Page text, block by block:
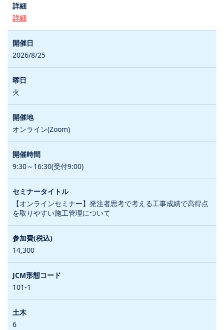
詳細
2026/8/25
火
オンライン(Zoom)
9:30～16:30(受付9:00)
【オンラインセミナー】発注者思考で考える工事成績で高得点
を取りやすい施工管理について
14,300
101-1
6